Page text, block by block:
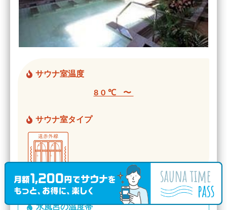
サウナ室温度
80℃ 〜
サウナ室タイプ
水風呂の温度帯